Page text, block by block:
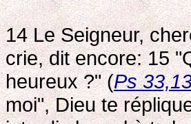
14 Le Seigneur,
crie, dit encore: 15
heureux ?" (Ps
moi", Dieu te